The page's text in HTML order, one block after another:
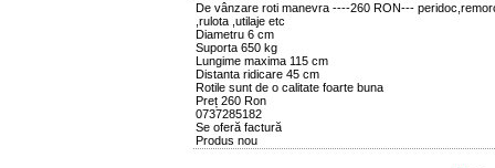
De vânzare roti manevra ----260 RON---
,rulota ,utilaje etc
Diametru 6 cm
Suporta 650 kg
Lungime maxima 115 cm
Distanta ridicare 45 cm
Rotile sunt de o calitate foarte buna
Preț 260 Ron
0737285182
Se oferă factură
Produs nou